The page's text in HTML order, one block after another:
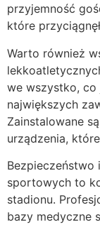
przyjemność
które
Warto również
we wszystko,
największych
Zainstalowane
urządzenia,
sportowych to
stadionu.
bazy medyczne